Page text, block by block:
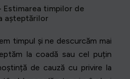
Estimarea timpilor de
așteptărilor
timpul și ne descurcăm mai
la coadă sau cel puțin
de cauză cu privire la